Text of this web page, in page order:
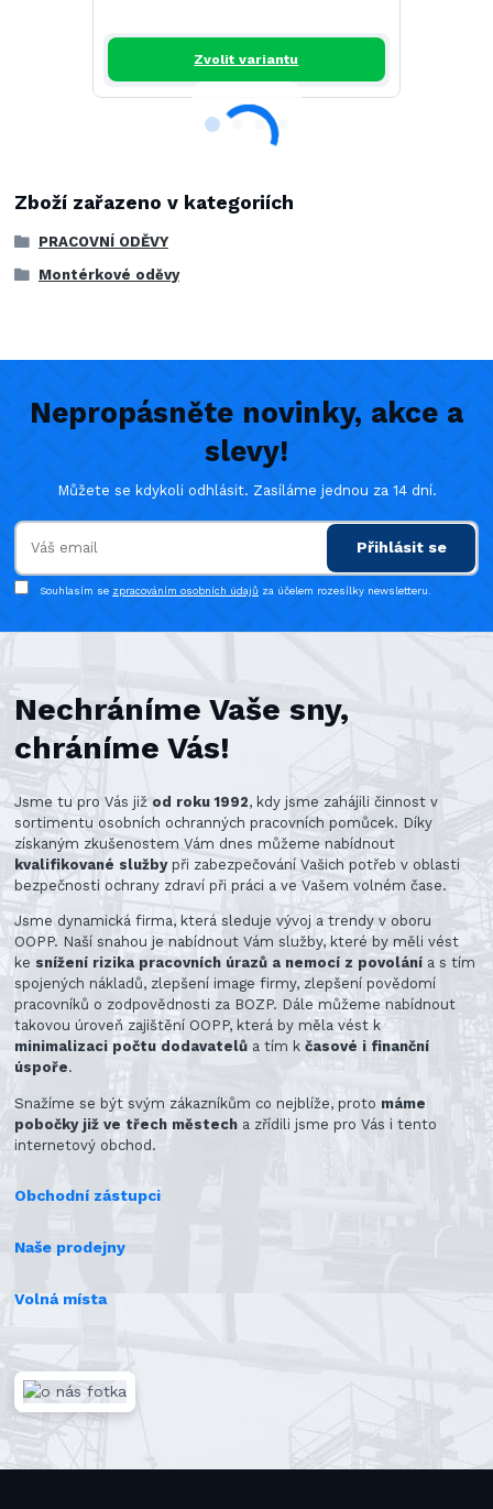
Zvolit variantu
Zboží zařazeno v kategoriích
PRACOVNÍ ODĚVY
Montérkové oděvy
Nepropásněte novinky, akce a
slevy!
Můžete se kdykoli odhlásit. Zasíláme jednou za 14 dní.
Přihlásit se
Souhlasím se zpracováním osobních údajů za účelem rozesílky newsletteru.
Nechráníme Vaše sny,
chráníme Vás!
Jsme tu pro Vás již od roku 1992, kdy jsme zahájili činnost v
sortimentu osobních ochranných pracovních pomůcek. Díky
získaným zkušenostem Vám dnes můžeme nabídnout
kvalifikované službypři zabezpečování Vašich potřeb v oblasti
bezpečnosti ochrany zdraví při práci a ve Vašem volném čase.
Jsme dynamická firma, která sleduje vývoj a trendy v oboru
OOPP. Naší snahou je nabídnout Vám služby, které by měli vést
ke snížení rizika pracovních úrazů a nemocí z povolání a s tím
spojených nákladů, zlepšení image firmy, zlepšení povědomí
pracovníků o zodpovědnosti za BOZP. Dále můžeme nabídnout
takovou úroveň zajištění OOPP, která by měla vést k
minimalizaci počtu dodavatelů a tím kčasové i finanční
úspoře.
Snažíme se být svým zákazníkům co nejblíže, proto máme
pobočky již ve třech městech a zřídili jsme pro Vás i tento
internetový obchod.
Obchodní zástupci
Naše prodejny
Volná místa